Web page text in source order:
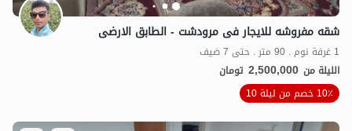
شقه مفروشه للایجار فی مرودشت - الطابق الارضی
1 غرفة نوم . 90 متر . حتى 7 ضيف
الليلة من 2,500,000 تومان
10٪ خصم من ليلة 10